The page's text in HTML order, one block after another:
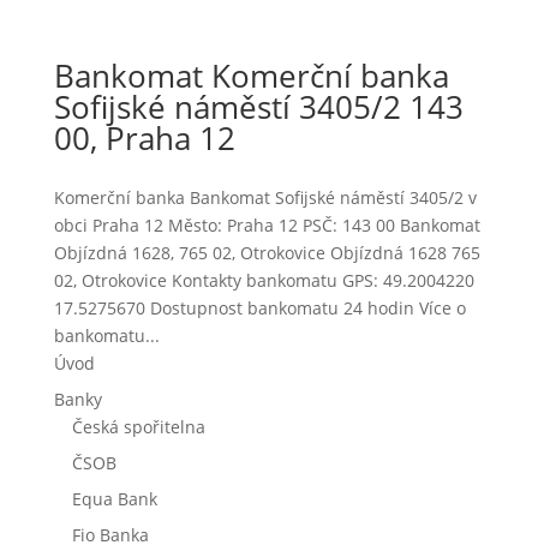
Bankomat Komerční banka
Sofijské náměstí 3405/2 143
00, Praha 12
Komerční banka Bankomat Sofijské náměstí 3405/2 v
obci Praha 12 Město: Praha 12 PSČ: 143 00 Bankomat
Objízdná 1628, 765 02, Otrokovice Objízdná 1628 765
02, Otrokovice Kontakty bankomatu GPS: 49.2004220
17.5275670 Dostupnost bankomatu 24 hodin Více o
bankomatu...
Úvod
Banky
Česká spořitelna
ČSOB
Equa Bank
Fio Banka